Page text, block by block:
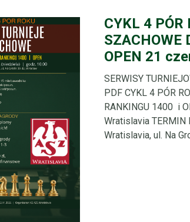
CYKL 4 PÓR
SZACHOWE
OPEN 21
SERWISY
PDF CYKL 4 PÓR
RANKINGU 1400 i
Wratislavia TERMIN
Wratislavia, ul. Na